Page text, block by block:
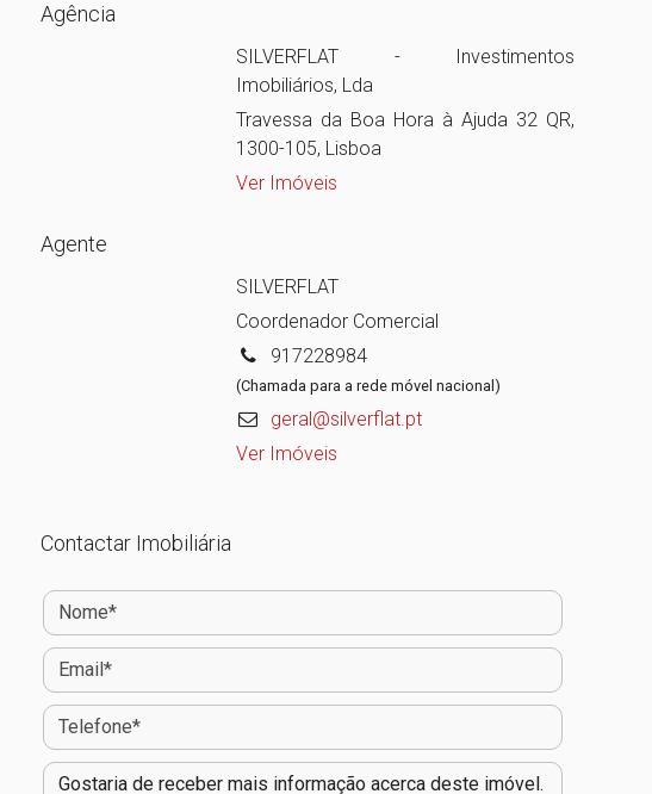
Agência
SILVERFLAT - Investimentos
Imobiliários, Lda
Travessa da Boa Hora à Ajuda 32 QR,
1300-105, Lisboa
Ver Imóveis
Agente
SILVERFLAT
Coordenador Comercial
917228984
(Chamada para a rede móvel nacional)
geral@silverflat.pt
Ver Imóveis
Contactar Imobiliária